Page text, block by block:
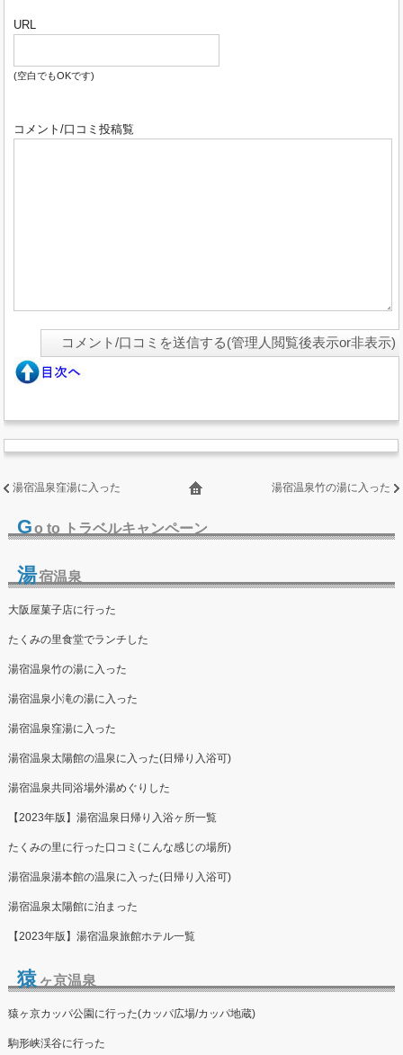
URL
(空白でもOKです)
コメント/口コミ投稿覧
湯宿温泉窪湯に入った 湯宿温泉竹の湯に入った
Go to トラベルキャンペーン
湯宿温泉
大阪屋菓子店に行った
たくみの里食堂でランチした
湯宿温泉竹の湯に入った
湯宿温泉小滝の湯に入った
湯宿温泉窪湯に入った
湯宿温泉太陽館の温泉に入った(日帰り入浴可)
湯宿温泉共同浴場外湯めぐりした
【2023年版】湯宿温泉日帰り入浴ヶ所一覧
たくみの里に行った口コミ(こんな感じの場所)
湯宿温泉湯本館の温泉に入った(日帰り入浴可)
湯宿温泉太陽館に泊まった
【2023年版】湯宿温泉旅館ホテル一覧
猿 ヶ京温泉
猿ヶ京カッパ公園に行った(カッパ広場/カッパ地蔵)
駒形峡渓谷に行った